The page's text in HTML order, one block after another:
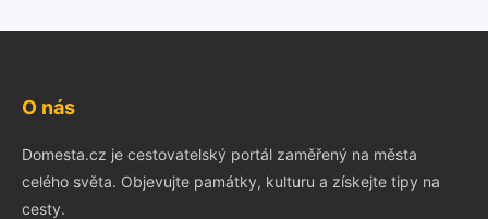
O nás
Domesta.cz je cestovatelský portál zaměřený na města
celého světa. Objevujte památky, kulturu a získejte tipy na
cesty.